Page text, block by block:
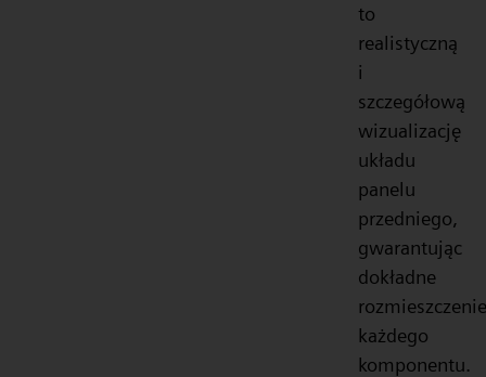
to
realistyczną
i
szczegółową
wizualizację
układu
panelu
przedniego,
gwarantując
dokładne
rozmieszczenie
każdego
komponentu.